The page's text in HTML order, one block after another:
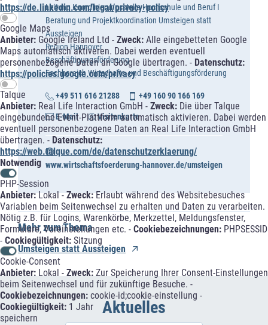
https://de.linkedin.com/legal/privacy-policy
Google Maps
Anbieter: Google Ireland Ltd - Zweck: Alle eingebetteten Google
Maps automatisch aktiveren. Dabei werden eventuell
personenbezogene Daten an Google übertragen. - Datenschutz:
https://policies.google.com/privacy
Talque
Anbieter: Real Life Interaction GmbH - Zweck: Die über Talque
eingebundene Event-Plattform automatisch aktivieren. Dabei werden
eventuell personenbezogene Daten an Real Life Interaction GmbH
übertragen. - Datenschutz:
https://web.talque.com/de/datenschutzerklaerung/
Notwendig
PHP-Session
Anbieter:Lokal -Zweck:Erlaubt während des Websitebesuches
Variablen beim Seitenwechsel zu erhalten und Daten zu verarbeiten.
Nötig z.B. für Logins, Warenkörbe, Merkzettel, Meldungsfenster,
Formulare, Voreinstellungen etc. - Cookiebezeichnungen: PHPSESSID
- Cookiegültigkeit: Sitzung
Cookie-Consent
Anbieter: Lokal - Zweck: Zur Speicherung Ihrer Consent-Einstellungen
beim Seitenwechsel und für zukünftige Besuche. -
Cookiebezeichnungen: cookie-id;cookie-einstellung -
Cookiegültigkeit: 1 Jahr
speichern
Leitung Koordinierungsstelle Hochschule und Beruf I
Beratung und Projektkoordination Umsteigen statt
Aussteigen
Region Hannover
Beschäftigungsförderung
Fachbereich Wirtschafts- und Beschäftigungsförderung
+49 511 616 21288 +49 160 90 166 169
E-Mail Visitenkarte
www.wirtschaftsfoerderung-hannover.de/umsteigen
Mehr zum Thema
Umsteigen statt Aussteigen
Aktuelles